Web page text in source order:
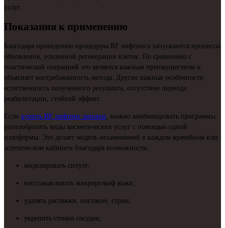
услуг.
Показания к применению
Благодаря проведению процедуры RF лифтинга запускаются процессы
обновления, усиленной регенерации клеток. По сравнению с
пластической операцией это является важным преимуществом и
объясняет востребованность метода. Другие важные особенности:
естественность полученного результата, отсутствие периода
реабилитации, стойкий эффект.
Если купить RF лифтинг аппарат, можно комбинировать программы,
разнообразить виды косметических услуг с помощью одной
платформы. Это делает модель незаменимой в каждом врачебном или
эстетическом кабинете благодаря возможности:
моделировать силуэт;
восстанавливать микрорельеф кожи;
удалять растяжки, постакне, стрии;
укрепить стенки сосудов;